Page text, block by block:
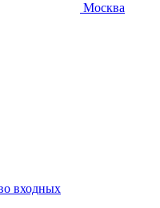
Москва
входных